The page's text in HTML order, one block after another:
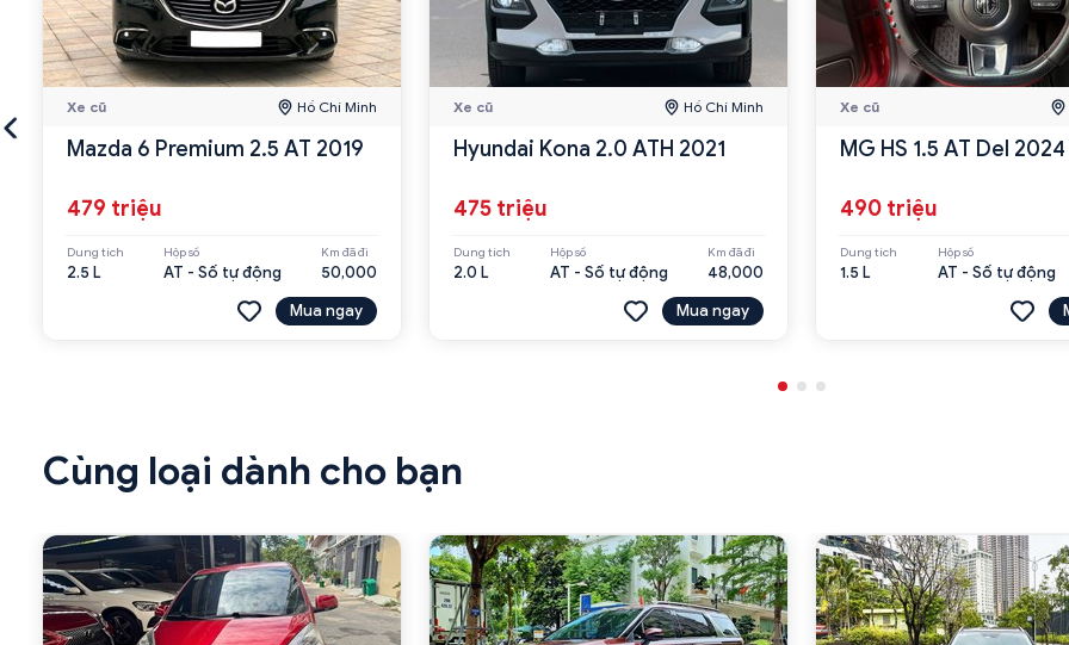
Xe cũ Hồ Chí Minh
Mazda 6 Premium 2.5 AT 2019
479 triệu
Dung tích
2.5 L
Hộp số
AT - Số tự động
Km đã đi
50,000
Mua ngay
Xe cũ Hồ Chí Minh
Hyundai Kona 2.0 ATH 2021
475 triệu
Dung tích
2.0 L
Hộp số
AT - Số tự động
Km đã đi
48,000
Mua ngay
Xe cũ
MG HS 1.5 AT Del 2024
490 triệu
Dung tích
1.5 L
Hộp số
AT - Số tự động
Cùng loại dành cho bạn